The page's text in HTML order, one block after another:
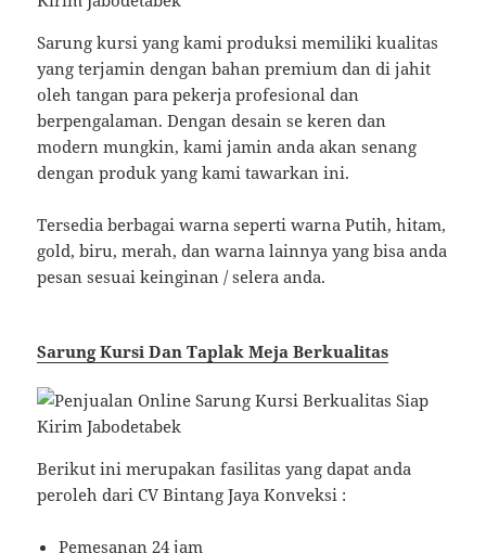
Sarung kursi yang kami produksi memiliki kualitas
yang terjamin dengan bahan premium dan di jahit
oleh tangan para pekerja profesional dan
berpengalaman. Dengan desain se keren dan
modern mungkin, kami jamin anda akan senang
dengan produk yang kami tawarkan ini.
Tersedia berbagai warna seperti warna Putih, hitam,
gold, biru, merah, dan warna lainnya yang bisa anda
pesan sesuai keinginan / selera anda.
Sarung Kursi Dan Taplak Meja Berkualitas
Berikut ini merupakan fasilitas yang dapat anda
peroleh dari CV Bintang Jaya Konveksi :
Pemesanan 24 jam